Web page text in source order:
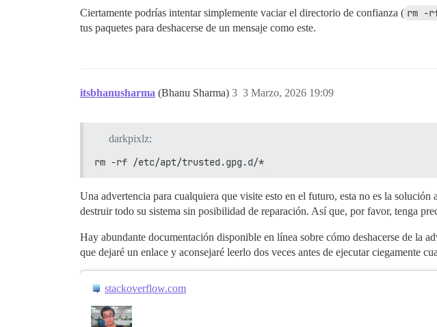
Ciertamente podrías intentar simplemente vaciar el directorio de confianza ( rm -
tus paquetes para deshacerse de un mensaje como este.
itsbhanusharma (Bhanu Sharma) 3 Marzo, 2026 19:09
3
darkpixlz:
rm -rf /etc/apt/trusted.gpg.d/*
Una advertencia para cualquiera que visite esto en el futuro, esta no es la
destruir todo su sistema sin posibilidad de reparación. Así que, por favor, tenga
Hay abundante documentación disponible en línea sobre cómo deshacerse de la
que dejaré un enlace y aconsejaré leerlo dos veces antes de ejecutar ciegamente
stackoverflow.com